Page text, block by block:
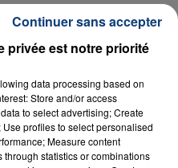
privée est notre priorité
data processing based on
Store and/or access
to select advertising; Create
profiles to select personalised
Measure content
statistics or combinations
Continuer sans accepter